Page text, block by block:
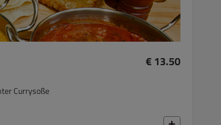
€ 13.50
Currysoße